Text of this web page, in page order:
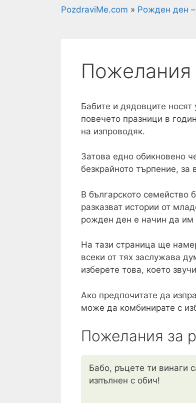
PozdraviMe.com » Рожден ден
Пожелания
Бабите и дядовците
повечето празници в
на изпроводяк.
Затова едно обикновено
безкрайното търпение, за
В българското семейство
разказват истории от
рожден ден е начин да им
На тази страница ще
всеки от тях заслужава
изберете това, което
Ако предпочитате да
може да комбинирате с
Пожелания за
Бабо, ръцете ти винаги
изпълнен с обич!